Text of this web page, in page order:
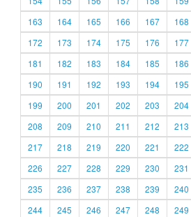
163
164 165 166 167 168
172
173 174 175 176 177
181
182 183 184 185 186
190
191 192 193 194 195
199
200 201 202 203 204
208
209 210 211 212 213
217
218 219 220 221 222
226
227 228 229 230 231
235
236 237 238 239 240
244
245 246 247 248 249